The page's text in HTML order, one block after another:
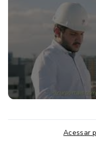
Venha com a Ônix
Acessar